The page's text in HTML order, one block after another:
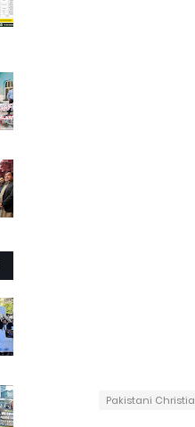
Pakistani